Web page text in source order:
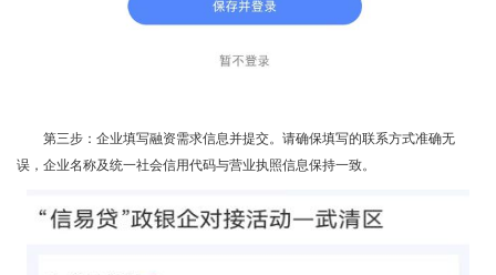
第三步：企业填写融资需求信息并提交。请确保填写的联系方式准确无
误，企业名称及统一社会信用代码与营业执照信息保持一致。